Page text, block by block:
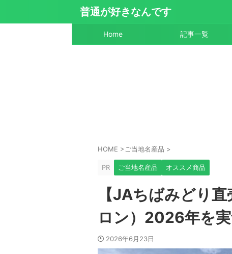
普通が好きなんです
Home 記事一覧
HOME > ご当地名産品 >
PR ご当地名産品 オススメ商品
【JAちばみどり
ロン）2026年を
2026年6月23日